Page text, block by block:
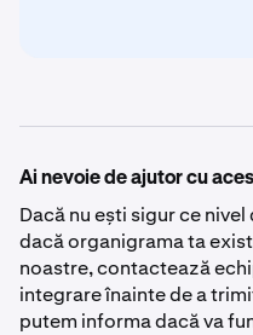
Ai nevoie de ajutor cu
Dacă nu ești sigur ce
dacă organigrama ta
noastre, contactează
integrare înainte de a
putem informa dacă va